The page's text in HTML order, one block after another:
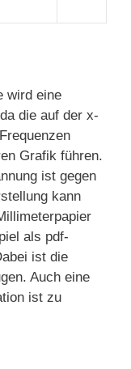
wird eine
die auf der x-
Grafik führen.
ist gegen
kann
als pdf-
ist die
Auch eine
ist zu